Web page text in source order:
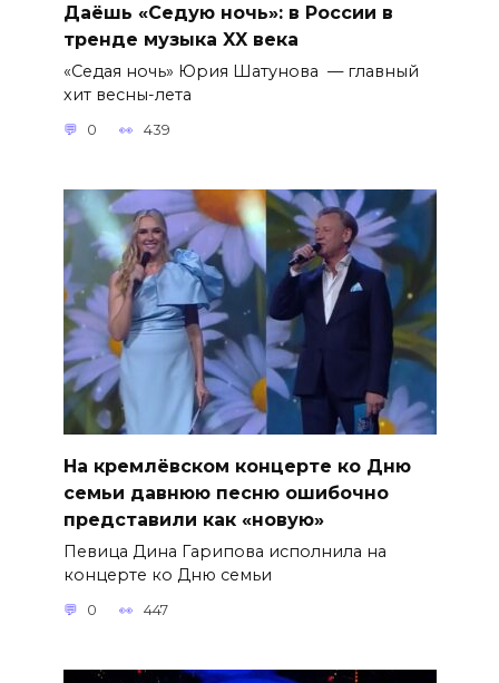
Даёшь «Седую ночь»: в России в
тренде музыка XX века
«Седая ночь» Юрия Шатунова — главный
хит весны-лета
0 439
На кремлёвском концерте ко Дню
семьи давнюю песню ошибочно
представили как «новую»
Певица Дина Гарипова исполнила на
концерте ко Дню семьи
0 447